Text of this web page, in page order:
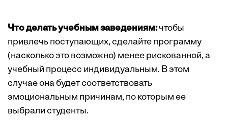
Что делать учебным заведениям:чтобы
привлечь поступающих, сделайте программу
(насколько это возможно) менее рискованной, а
учебный процесс индивидуальным. В этом
случае она будет соответствовать
эмоциональным причинам, по которым ее
выбрали студенты.